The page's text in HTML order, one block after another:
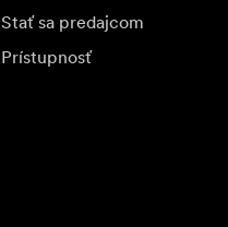
Stať sa predajcom
Prístupnosť